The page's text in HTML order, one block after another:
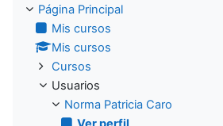
Página Principal
Mis cursos
Mis cursos
Cursos
Usuarios
Norma Patricia Caro